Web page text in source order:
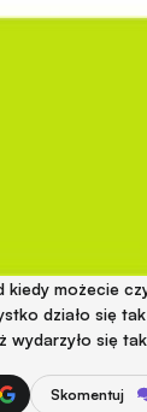
kiedy możecie
działo się
wydarzyło się
Skomentuj